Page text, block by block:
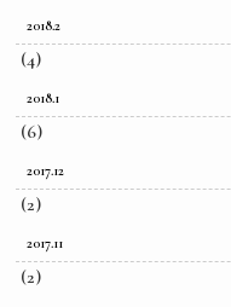
2018.2
(4)
2018.1
(6)
2017.12
(2)
2017.11
(2)